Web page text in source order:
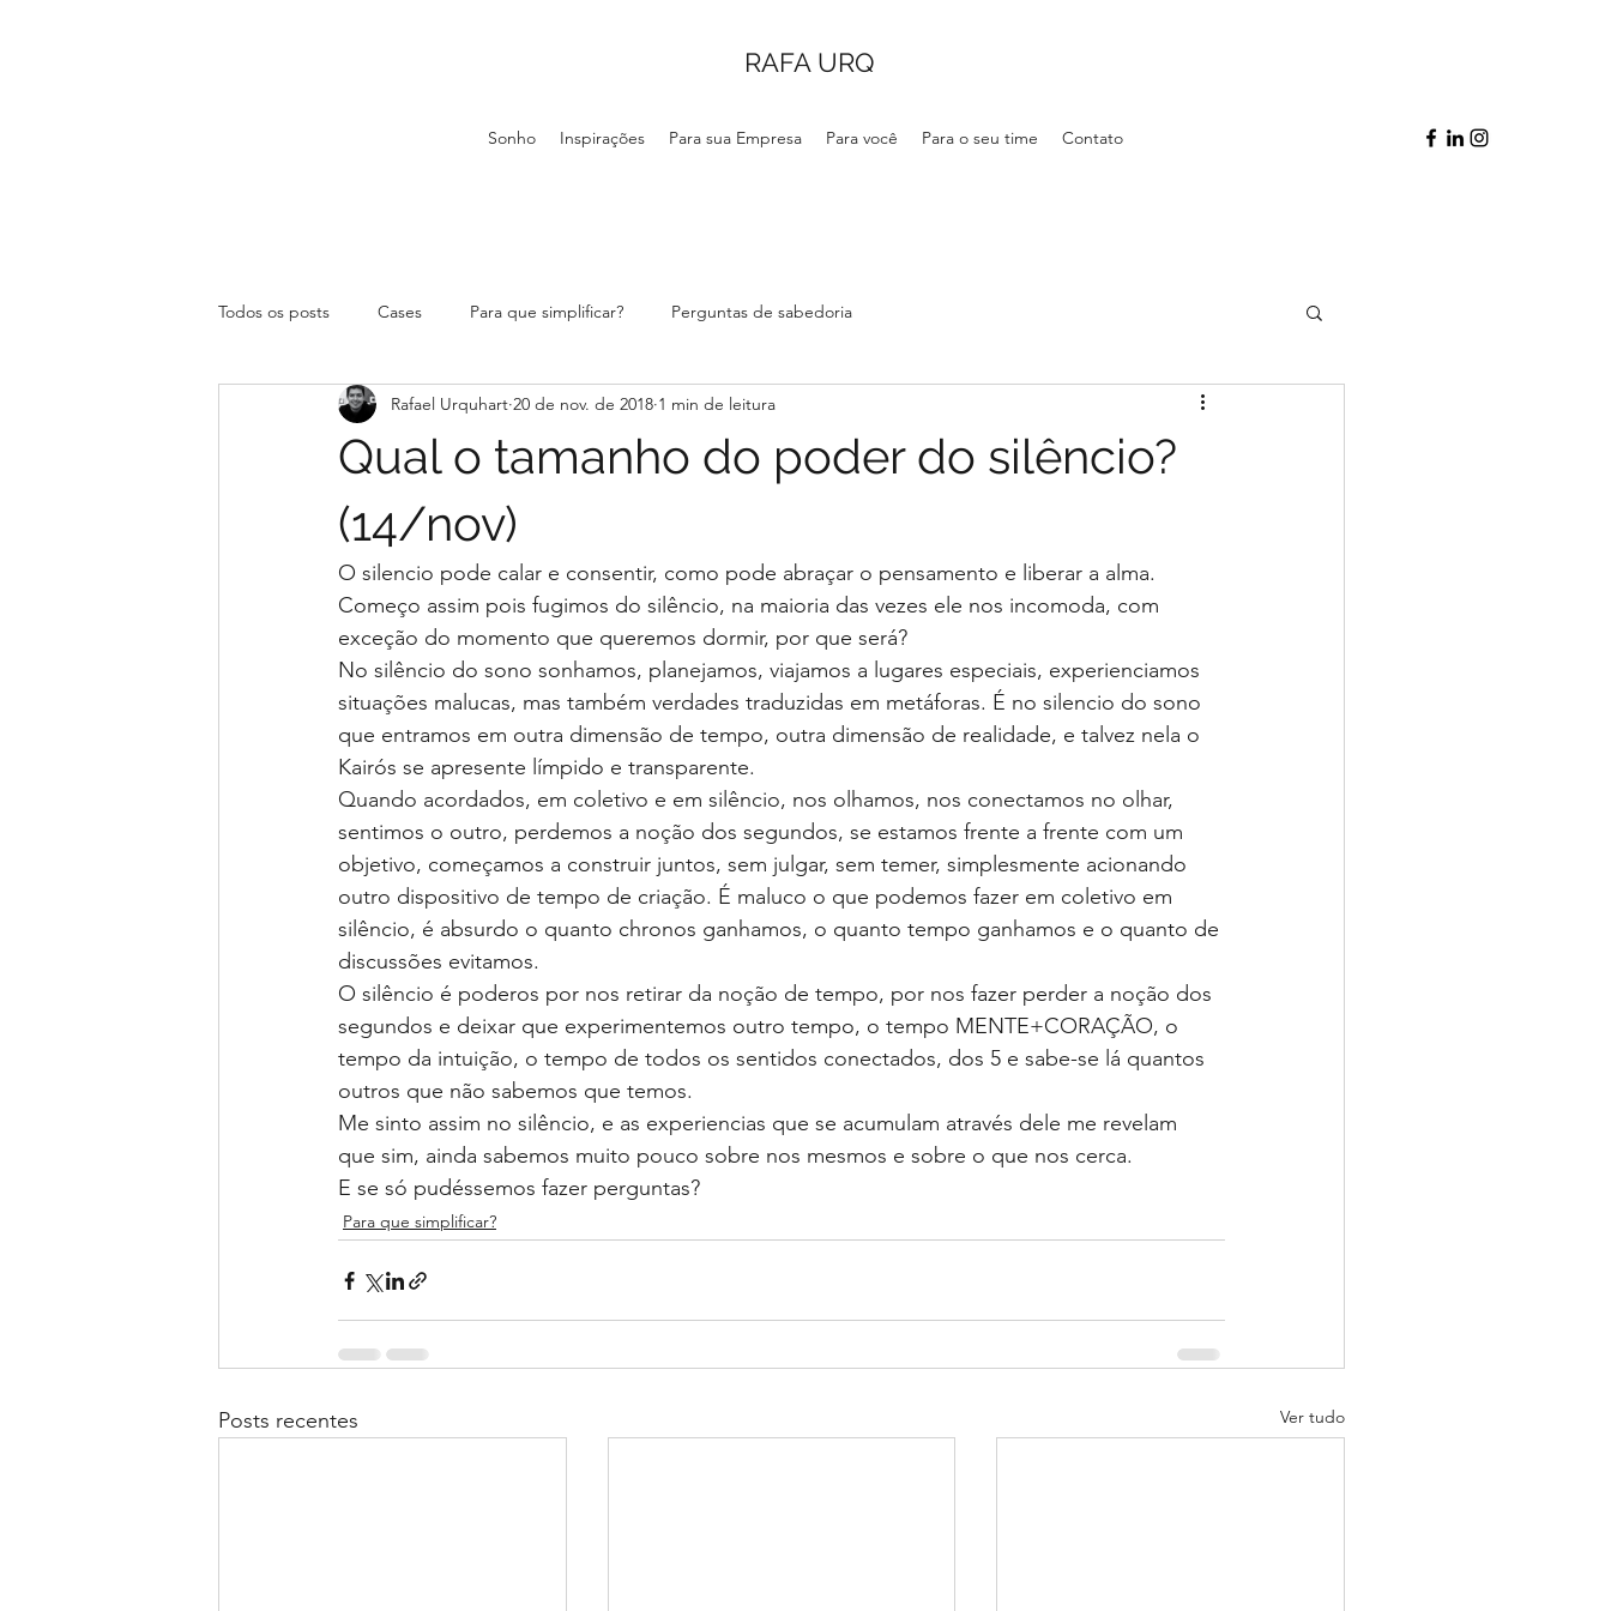
RAFA URQ
Sonho Inspirações Para sua Empresa Para você Para o seu time Contato
Todos os posts Cases Para que simplificar? Perguntas de sabedoria
Qual o tamanho do poder do silêncio?
(14/nov)
Rafael Urquhart 20 de nov. de 2018 1 min de leitura
O silencio pode calar e consentir, como pode abraçar o pensamento e liberar a alma.
Começo assim pois fugimos do silêncio, na maioria das vezes ele nos incomoda, com
exceção do momento que queremos dormir, por que será?
No silêncio do sono sonhamos, planejamos, viajamos a lugares especiais, experienciamos
situações malucas, mas também verdades traduzidas em metáforas. É no silencio do sono
que entramos em outra dimensão de tempo, outra dimensão de realidade, e talvez nela o
Kairós se apresente límpido e transparente.
Quando acordados, em coletivo e em silêncio, nos olhamos, nos conectamos no olhar,
sentimos o outro, perdemos a noção dos segundos, se estamos frente a frente com um
objetivo, começamos a construir juntos, sem julgar, sem temer, simplesmente acionando
outro dispositivo de tempo de criação. É maluco o que podemos fazer em coletivo em
silêncio, é absurdo o quanto chronos ganhamos, o quanto tempo ganhamos e o quanto de
discussões evitamos.
O silêncio é poderos por nos retirar da noção de tempo, por nos fazer perder a noção dos
segundos e deixar que experimentemos outro tempo, o tempo MENTE+CORAÇÃO, o
tempo da intuição, o tempo de todos os sentidos conectados, dos 5 e sabe-se lá quantos
outros que não sabemos que temos.
Me sinto assim no silêncio, e as experiencias que se acumulam através dele me revelam
que sim, ainda sabemos muito pouco sobre nos mesmos e sobre o que nos cerca.
E se só pudéssemos fazer perguntas?
Para que simplificar?
Posts recentes Ver tudo